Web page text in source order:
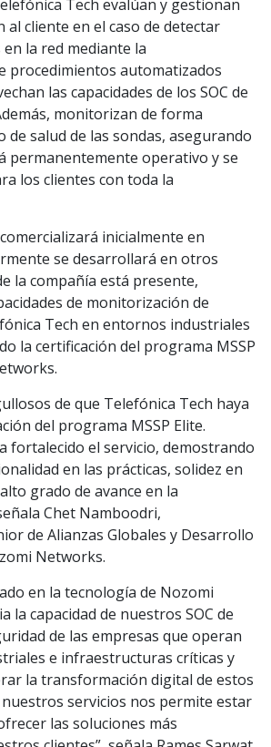
Tech evalúan y gestionan
al cliente en el caso de detectar
la red mediante la
procedimientos automatizados
las capacidades de los SOC de
monitorizan de forma
de salud de las sondas, asegurando
permanentemente operativo y se
los clientes con toda la
inicialmente en
se desarrollará en otros
la compañía está presente,
de monitorización de
Tech en entornos industriales
la certificación del programa MSSP
de que Telefónica Tech haya
del programa MSSP Elite.
fortalecido el servicio, demostrando
en las prácticas, solidez en
grado de avance en la
Chet Namboodri,
de Alianzas Globales y Desarrollo
Networks.
en la tecnología de Nozomi
la capacidad de nuestros SOC de
de las empresas que operan
e infraestructuras críticas y
la transformación digital de estos
servicios nos permite estar
las soluciones más